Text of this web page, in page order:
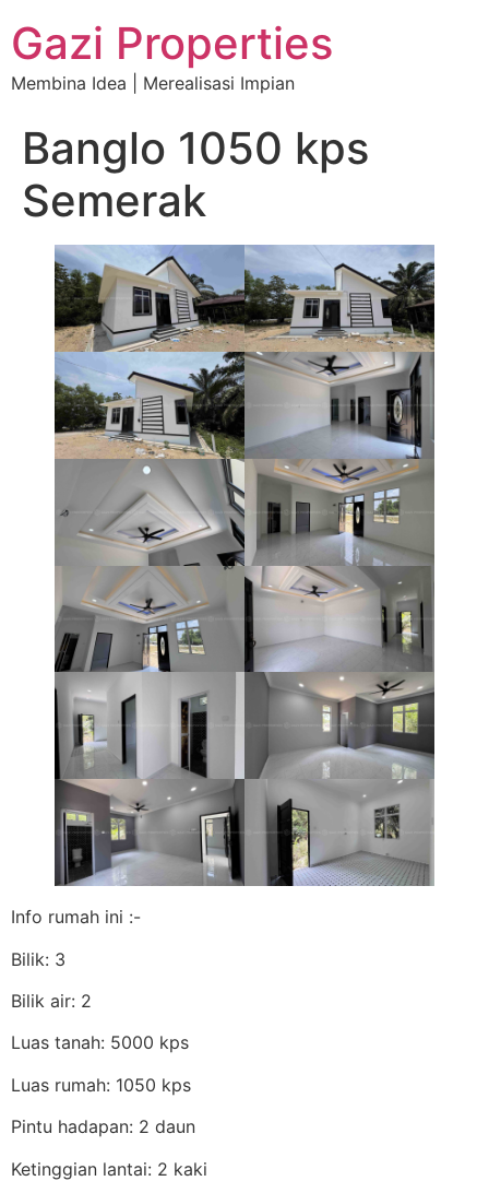
Gazi Properties
Membina Idea | Merealisasi Impian
Banglo 1050 kps
Semerak
Info rumah ini :-
Bilik: 3
Bilik air: 2
Luas tanah: 5000 kps
Luas rumah: 1050 kps
Pintu hadapan: 2 daun
Ketinggian lantai: 2 kaki